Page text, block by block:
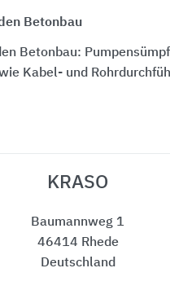
Betonbau
Betonbau:
Kabel- und
KRASO
Baumannweg 1
46414 Rhede
Deutschland